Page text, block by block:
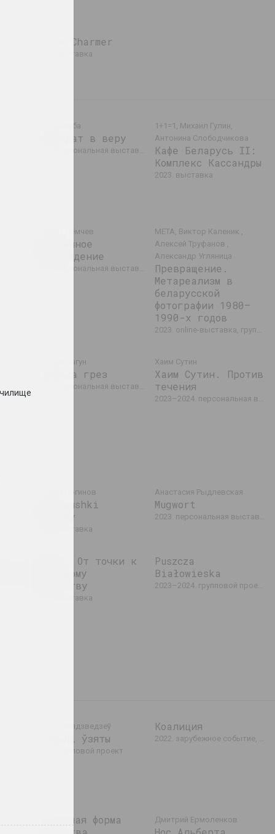
Snake Charmer
2024. выставка
Таша Кацуба
Кандидат в веру
2023. персональная выставка
1+1=1, Михаил Гулин,
Антонина Слободчикова
Кафе Беларусь II:
Комплекс Кассандры
2023. выставка
Кирилл Дёмчев
Постоянное
освобождение
2023. персональная выставка
МЕТА, Виктор Каленик ,
Алексей Труфанов ,
Александр Угляница
Превращение.
Метареализм в
беларусской
фотографии 1980–
1990-х годов
2023. online-выставка, групповой проект
и
Максим Лагун
Фабрика грез
2023. персональная выставка
Хаим Сутин
Хаим Сутин. Против
течения
2023–2024. персональная выставка
Андрей Логинов
Charomushki
Odyssey
2023. выставка
Анастасия Рыдлевская
Mugwort
2023. персональная выставка
Pixel. От точки к
цифровому
искусству
2023. выставка
Puszcza
Białowieska
2023–2024. групповой проект, выставка, зарубежное событие
Сяржук Мядзведзеў
З зямлі ўзяты
2022. групповой проект
Коалиция
2022. зарубежное событие, групповой проект
Наивысшая форма
Дмитрий Ермоленков